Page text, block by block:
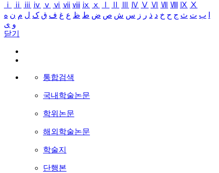
ⅰ
ⅱ ⅲ ⅳ ⅴ ⅵ ⅶ ⅷ ⅸ ⅹ Ⅳ Ⅴ Ⅵ Ⅶ Ⅷ Ⅸ Ⅹ
ب ت ث ج ح خ د ذ ر ز س ش ص ض ط ظ ع غ ف ق ک ل م ن ه
و ی
닫기
통합검색
국내학술논문
학위논문
해외학술논문
학술지
단행본